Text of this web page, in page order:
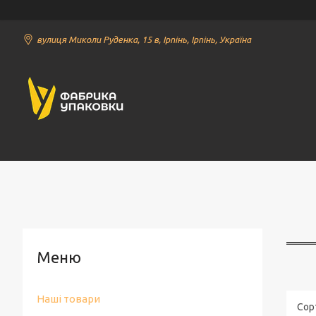
вулиця Миколи Руденка, 15 в, Ірпінь, Ірпінь, Україна
Наші товари